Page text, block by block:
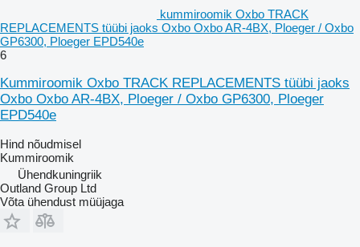
kummiroomik Oxbo TRACK
REPLACEMENTS tüübi jaoks Oxbo Oxbo AR‑4BX, Ploeger / Oxbo
GP6300, Ploeger EPD540e
6
Kummiroomik Oxbo TRACK REPLACEMENTS tüübi jaoks
Oxbo Oxbo AR‑4BX, Ploeger / Oxbo GP6300, Ploeger
EPD540e
Hind nõudmisel
Kummiroomik
Ühendkuningriik
Outland Group Ltd
Võta ühendust müüjaga